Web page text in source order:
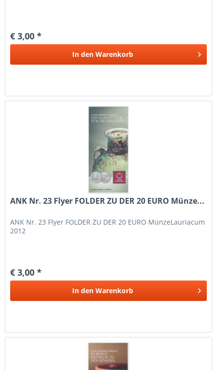
€ 3,00 *
In den Warenkorb
ANK Nr. 23 Flyer FOLDER ZU DER 20 EURO Münze...
ANK Nr. 23 Flyer FOLDER ZU DER 20 EURO MünzeLauriacum
2012
€ 3,00 *
In den Warenkorb